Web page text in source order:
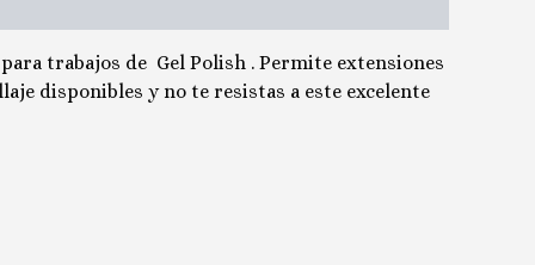
trabajos de Gel Polish . Permite extensiones
disponibles y no te resistas a este excelente